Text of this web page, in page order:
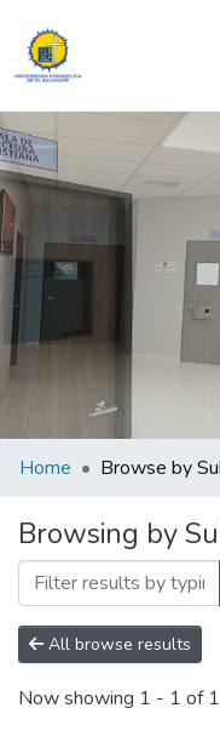
Communities &
All of DSpace
Home Browse by
Browsing by
All browse results
Now showing 1 - 1 of 1